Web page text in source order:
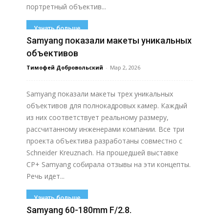
портретный объектив...
Узнать больше
Samyang показали макеты уникальных
объективов
Тимофей Добровольский - Мар 2, 2026
Samyang показали макеты трех уникальных
объективов для полнокадровых камер. Каждый
из них соответствует реальному размеру,
рассчитанному инженерами компании. Все три
проекта объектива разработаны совместно с
Schneider Kreuznach. На прошедшей выставке
CP+ Samyang собирала отзывы на эти концепты.
Речь идет...
Узнать больше
Samyang 60-180mm F/2.8.